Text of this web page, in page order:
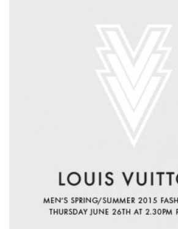
藝術及生活展覽」等展覽，皆吸引
前往朝聖，只為一睹這隻擁有黑白花